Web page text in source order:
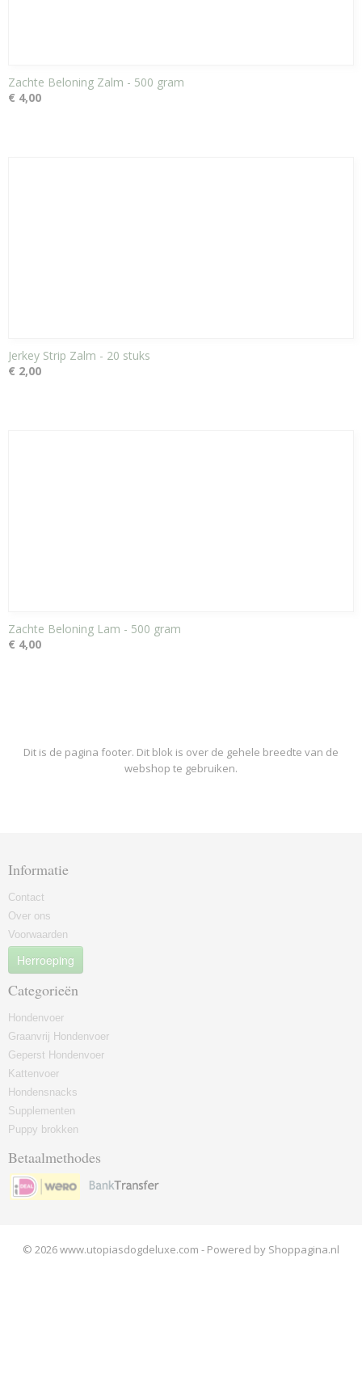
Zachte Beloning Zalm - 500 gram
€ 4,00
Jerkey Strip Zalm - 20 stuks
€ 2,00
Zachte Beloning Lam - 500 gram
€ 4,00
Dit is de pagina footer. Dit blok is over de gehele breedte van de
webshop te gebruiken.
Informatie
Contact
Over ons
Voorwaarden
Herroeping
Categorieën
Hondenvoer
Graanvrij Hondenvoer
Geperst Hondenvoer
Kattenvoer
Hondensnacks
Supplementen
Puppy brokken
Betaalmethodes
© 2026 www.utopiasdogdeluxe.com - Powered by Shoppagina.nl